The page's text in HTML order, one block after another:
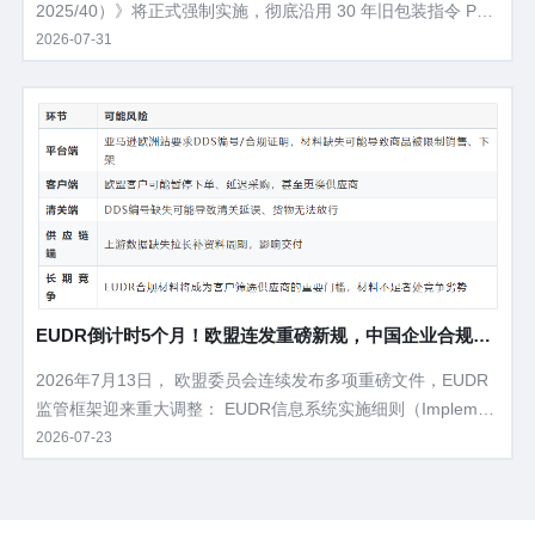
2025/40）》将正式强制实施，彻底沿用 30 年旧包装指令 PP
WD，覆盖所有出口欧盟的包装产品，违规最高处以企业年营业
递箱、缓冲内衬、塑料膜全部纳入管控。
2026-07-31
EUDR倒计时5个月！欧盟连发重磅新规，中国企业合规路
2026年7月13日， 欧盟委员会连续发布多项重磅文件，EUDR
监管框架迎来重大调整： EUDR信息系统实施细则（Implemen
ting Regulation）‍——对DDS（尽职调查声明）的提交、审
2026-07-23